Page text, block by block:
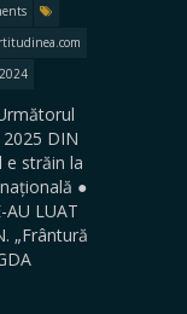
DIN
e străin la
●
AU LUAT
„Frântură